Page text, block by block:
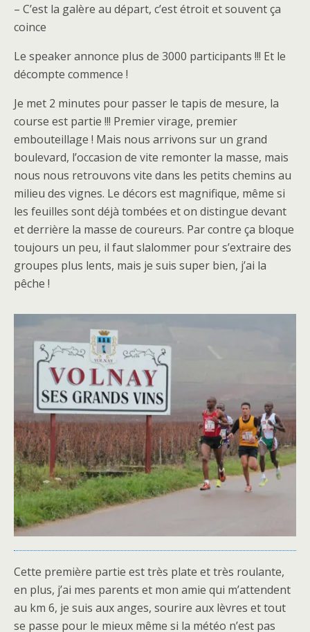
– C’est la galère au départ, c’est étroit et souvent ça
coince
Le speaker annonce plus de 3000 participants !!! Et le
décompte commence !
Je met 2 minutes pour passer le tapis de mesure, la
course est partie !!! Premier virage, premier
embouteillage ! Mais nous arrivons sur un grand
boulevard, l’occasion de vite remonter la masse, mais
nous nous retrouvons vite dans les petits chemins au
milieu des vignes. Le décors est magnifique, même si
les feuilles sont déjà tombées et on distingue devant
et derrière la masse de coureurs. Par contre ça bloque
toujours un peu, il faut slalommer pour s’extraire des
groupes plus lents, mais je suis super bien, j’ai la
pêche !
Cette première partie est très plate et très roulante,
en plus, j’ai mes parents et mon amie qui m’attendent
au km 6, je suis aux anges, sourire aux lèvres et tout
se passe pour le mieux même si la météo n’est pas